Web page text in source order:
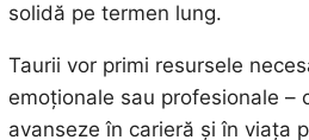
solidă pe termen lung.
Taurii vor primi resursele
emoționale sau profesionale –
avanseze în carieră și în viața